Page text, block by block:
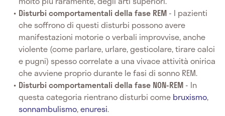
Disturbi comportamentali della fase REM - I pazienti
che soffrono di questi disturbi possono avere
manifestazioni motorie o verbali improvvise, anche
violente (come parlare, urlare, gesticolare, tirare calci
e pugni) spesso correlate a una vivace attività onirica
che avviene proprio durante le fasi di sonno REM.
Disturbi comportamentali della fase NON-REM - In
questa categoria rientrano disturbi come bruxismo,
sonnambulismo,enuresi.